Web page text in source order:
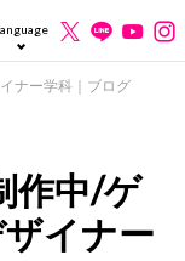
ナー学科｜ブログ
作中/ゲ
イナー